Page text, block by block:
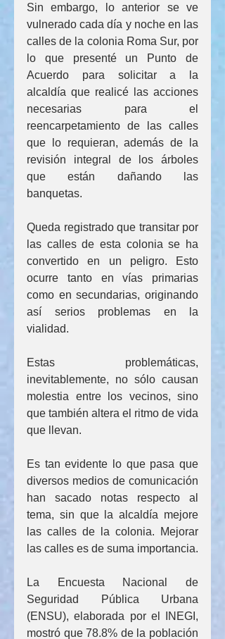
Sin embargo, lo anterior se ve
vulnerado cada día y noche en las
calles de la colonia Roma Sur, por
lo que presenté un Punto de
Acuerdo para solicitar a la
alcaldía que realicé las acciones
necesarias para el
reencarpetamiento de las calles
que lo requieran, además de la
revisión integral de los árboles
que están dañando las
banquetas.
Queda registrado que transitar por
las calles de esta colonia se ha
convertido en un peligro. Esto
ocurre tanto en vías primarias
como en secundarias, originando
así serios problemas en la
vialidad.
Estas problemáticas,
inevitablemente, no sólo causan
molestia entre los vecinos, sino
que también altera el ritmo de vida
que llevan.
Es tan evidente lo que pasa que
diversos medios de comunicación
han sacado notas respecto al
tema, sin que la alcaldía mejore
las calles de la colonia. Mejorar
las calles es de suma importancia.
La Encuesta Nacional de
Seguridad Pública Urbana
(ENSU), elaborada por el INEGI,
mostró que 78.8% de la población